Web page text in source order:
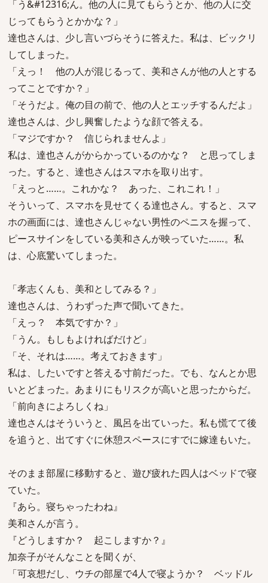
「う&#12316;ん。他の人に見てもらうとか、他の人に交
じってもらうとかかな？」
達也さんは、少し言いづらそうに答えた。私は、ビックリ
してしまった。
「えっ！ 他の人が混じるって、美和さんが他の人とする
ってことですか？」
「そうだよ。俺の目の前で、他の人とエッチするんだよ」
達也さんは、少し興奮したような顔で答える。
「マジですか？ 信じられませんよ」
私は、達也さんがからかっているのかな？ と思ってしま
った。すると、達也さんはスマホを取り出す。
「えっと……。これかな？ あった、これこれ！」
そういって、スマホを見せてくる達也さん。すると、スマ
ホの画面には、達也さんじゃない男性のペニスを握って、
ピースサインをしている美和さんが映っていた……。私
は、心底驚いてしまった。
「孝志くんも、美和としてみる？」
達也さんは、うわずった声で聞いてきた。
「えっ？ 本気ですか？」
「うん。もしもよければだけど」
「そ、それは……。考えておきます」
私は、したいですと答える寸前だった。でも、なんとか思
いとどまった。あまりにもリスクが高いと思ったからだ。
「前向きによろしくね」
達也さんはそういうと、風呂を出ていった。私も慌てて後
を追うと、出てすぐに休憩スペースにすでに嫁達もいた。
そのまま部屋に移動すると、遊び疲れた四人はベッドで寝
ていた。
『あら。寝ちゃったわね』
美和さんが言う。
『どうしますか？ 起こしますか？』
加奈子がそんなことを聞くが、
「可哀想だし、ウチの部屋で4人で寝ようか？ ベッドル